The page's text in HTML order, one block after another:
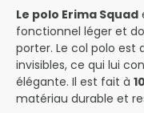
Le polo Erima Squad
fonctionnel léger et
porter. Le col polo
invisibles, ce qui lui
élégante. Il est fait à
matériau durable et